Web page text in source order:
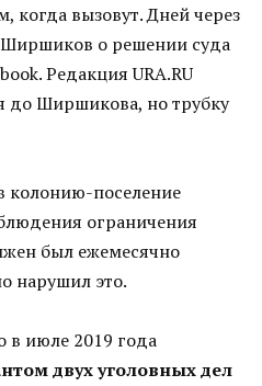
когда вызовут. Дней через
о решении суда
Редакция URA.RU
до Ширшикова, но трубку
поселение
ограничения
был ежемесячно
нарушил это.
в июле 2019 года
двух уголовных дел